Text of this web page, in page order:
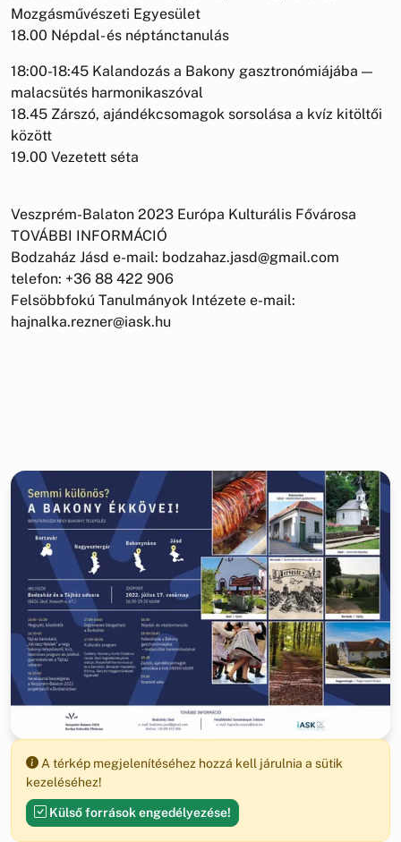
Mozgásművészeti Egyesület
18.00 Népdal- és néptánctanulás
18:00-18:45 Kalandozás a Bakony gasztronómiájába —
malacsütés harmonikaszóval
18.45 Zárszó, ajándékcsomagok sorsolása a kvíz kitöltői
között
19.00 Vezetett séta
Veszprém-Balaton 2023 Európa Kulturális Fővárosa
TOVÁBBI INFORMÁCIÓ
Bodzaház Jásd e-mail: bodzahaz.jasd@gmail.com
telefon: +36 88 422 906
Felsöbbfokú Tanulmányok Intézete e-mail:
hajnalka.rezner@iask.hu
A térkép megjelenítéséhez hozzá kell járulnia a sütik
kezeléséhez!
Külső források engedélyezése!